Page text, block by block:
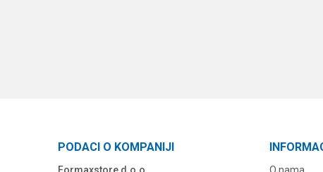
PODACI O KOMPANIJI